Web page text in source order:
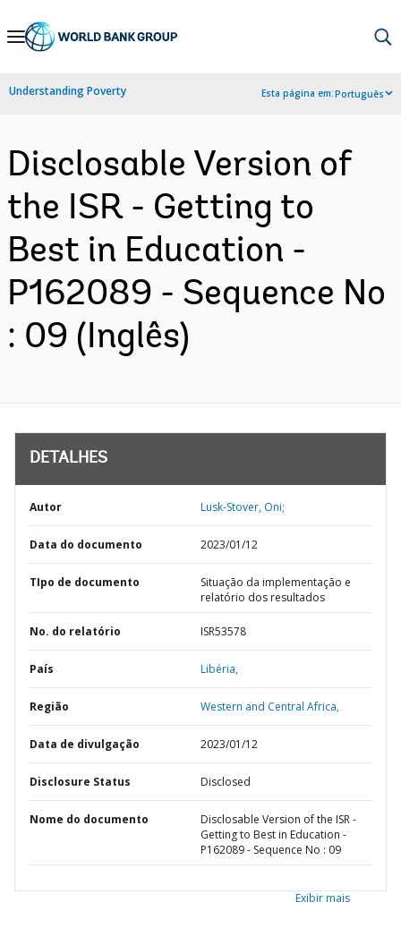
Skip
Navigation
Understanding Poverty Esta página em:Português
Disclosable Version of
the ISR - Getting to
Best in Education -
P162089 - Sequence No
: 09 (Inglês)
DETALHES
Autor Lusk-Stover, Oni;
Data do documento 2023/01/12
TIpo de documento
Situação da implementação e
relatório dos resultados
No. do relatório ISR53578
País Libéria,
Região Western and Central Africa,
Data de divulgação 2023/01/12
Disclosure Status Disclosed
Nome do documento
Disclosable Version of the ISR -
Getting to Best in Education -
P162089 - Sequence No : 09
Exibir mais